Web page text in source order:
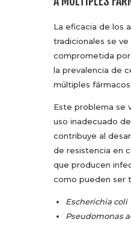
La eficacia de los
tradicionales se ve
comprometida
la prevalencia de
múltiples
Este problema se
uso inadecuado
contribuye al
de resistencia en
que producen
como pueden ser
Escherichia coli
Pseudomonas